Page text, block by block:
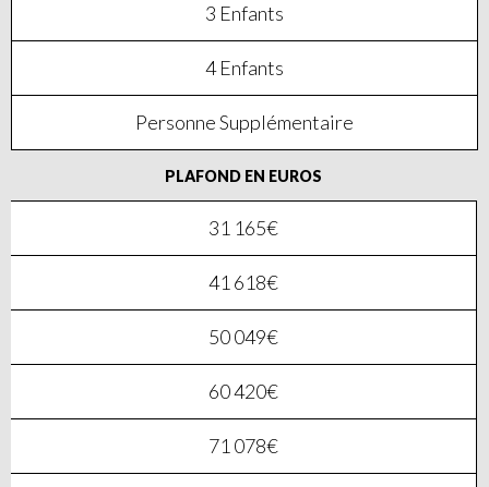
3 Enfants
4 Enfants
Personne Supplémentaire
PLAFOND EN EUROS
31 165€
41 618€
50 049€
60 420€
71 078€